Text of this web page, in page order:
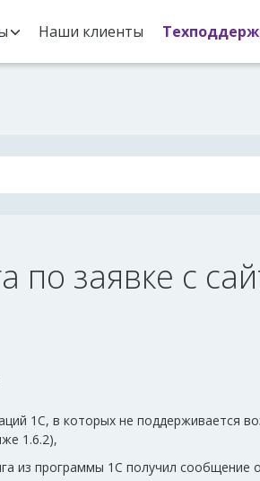
Наши клиенты
по заявке с
1С, в которых не поддерживается
1.6.2),
из программы 1С получил сообщение